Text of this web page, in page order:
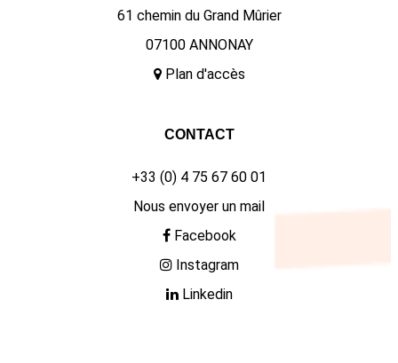
61 chemin du Grand Mûrier
07100 ANNONAY
Plan d'accès
CONTACT
+33 (0) 4 75 67 60 01
Nous envoyer un mail
Facebook
Instagram
Linkedin